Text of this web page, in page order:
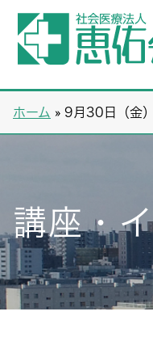
ホーム » 9月30日（金
講座・